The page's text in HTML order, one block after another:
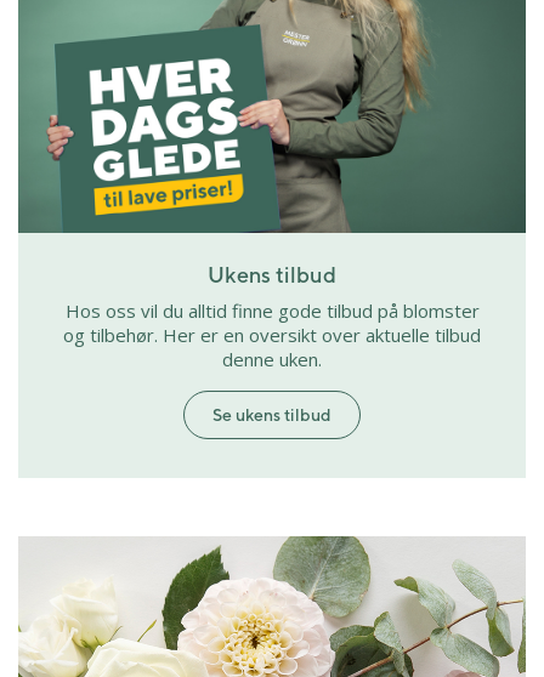
Ukens tilbud
Hos oss vil du alltid finne gode tilbud på blomster
og tilbehør. Her er en oversikt over aktuelle tilbud
denne uken.
Se ukens tilbud